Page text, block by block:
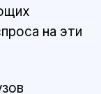
на эти